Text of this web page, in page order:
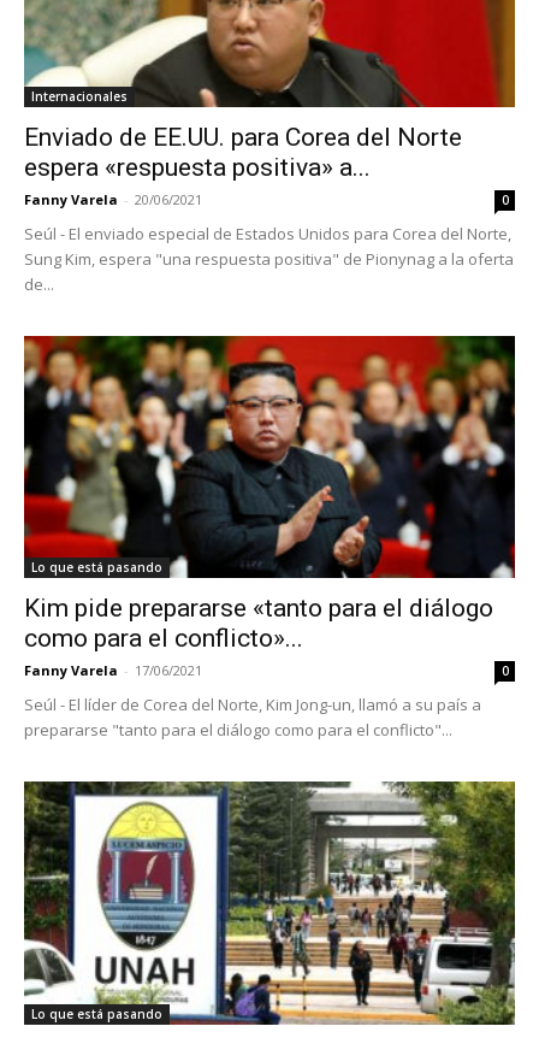
Internacionales
Enviado de EE.UU. para Corea del Norte
espera «respuesta positiva» a...
Fanny Varela - 20/06/2021 0
Seúl - El enviado especial de Estados Unidos para Corea del Norte,
Sung Kim, espera "una respuesta positiva" de Pionynag a la oferta
de...
Lo que está pasando
Kim pide prepararse «tanto para el diálogo
como para el conflicto»...
Fanny Varela - 17/06/2021 0
Seúl - El líder de Corea del Norte, Kim Jong-un, llamó a su país a
prepararse "tanto para el diálogo como para el conflicto"...
Lo que está pasando